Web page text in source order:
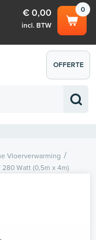
0
€ 0,00
incl. BTW
€ 0,00
OFFERTE
AANVRAGEN
Vloerverwarming
280 Watt (0,5m x 4m)